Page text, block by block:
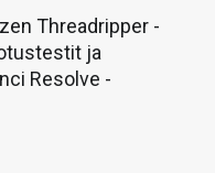
Threadripper -
ja
Resolve -